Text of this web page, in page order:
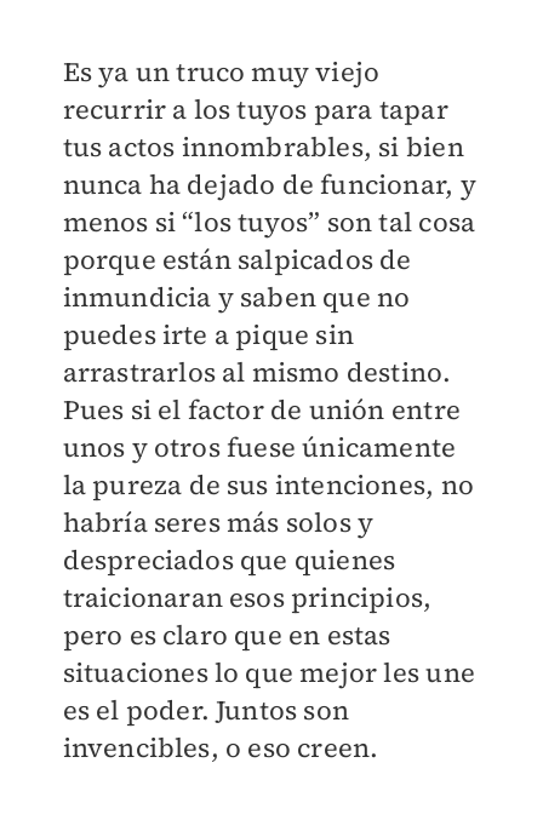
Es ya un truco muy viejo
recurrir a los tuyos para tapar
tus actos innombrables, si bien
nunca ha dejado de funcionar, y
menos si “los tuyos” son tal cosa
porque están salpicados de
inmundicia y saben que no
puedes irte a pique sin
arrastrarlos al mismo destino.
Pues si el factor de unión entre
unos y otros fuese únicamente
la pureza de sus intenciones, no
habría seres más solos y
despreciados que quienes
traicionaran esos principios,
pero es claro que en estas
situaciones lo que mejor les une
es el poder. Juntos son
invencibles, o eso creen.